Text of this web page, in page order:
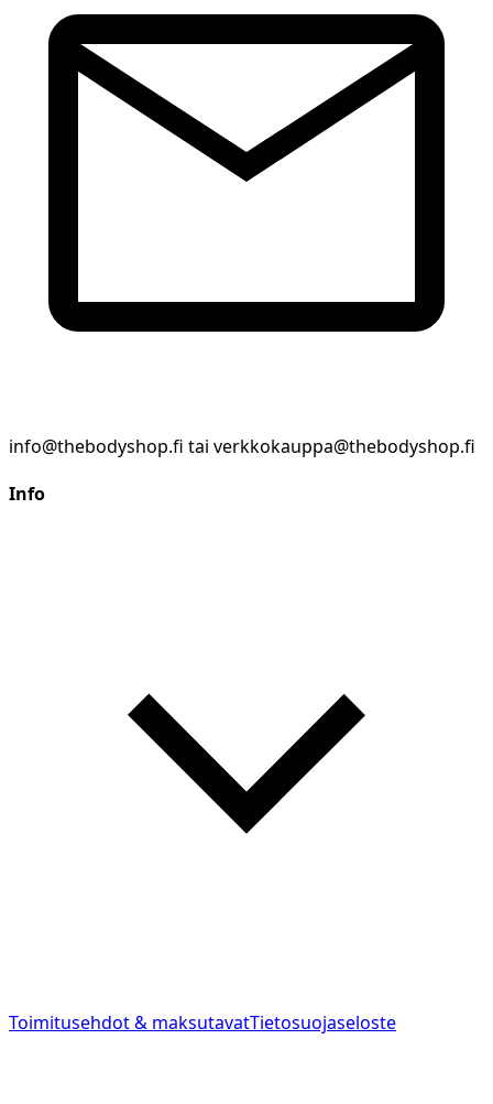
info@thebodyshop.fi tai verkkokauppa@thebodyshop.fi
Info
Toimitusehdot & maksutavatTietosuojaseloste